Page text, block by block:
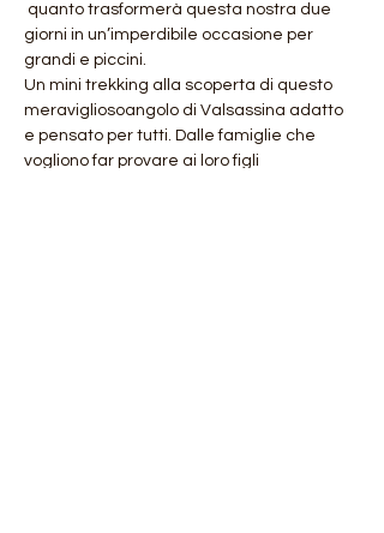
quanto trasformerà questa nostra due
giorni in un’imperdibile occasione per
grandi e piccini.
Un mini trekking alla scoperta di questo
meravigliosoangolo di Valsassina adatto
e pensato per tutti. Dalle famiglie che
vogliono far provare ai loro figli